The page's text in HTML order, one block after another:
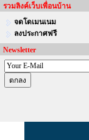
รวมลิงค์เว็บเพื่อนบ้าน
จดโดเมนเนม
ลงประกาศฟรี
Newsletter